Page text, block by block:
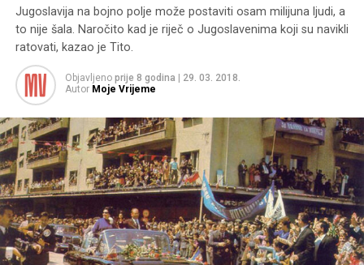
Jugoslavija na bojno polje može postaviti osam milijuna ljudi, a
to nije šala. Naročito kad je riječ o Jugoslavenima koji su navikli
ratovati, kazao je Tito.
Objavljeno prije 8 godina
29. 03. 2018.
Autor Moje Vrijeme